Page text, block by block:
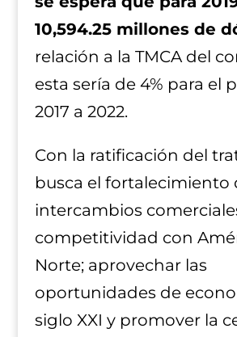
10,594.25 millones de
relación a la TMCA del
esta sería de 4% para el
2017 a 2022.
Con la ratificación del
busca el fortalecimiento
intercambios
competitividad con
Norte; aprovechar las
oportunidades de
siglo XXI y promover la